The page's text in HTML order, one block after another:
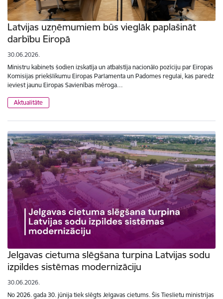
Latvijas uzņēmumiem būs vieglāk paplašināt
darbību Eiropā
30.06.2026.
Ministru kabinets šodien izskatīja un atbalstīja nacionālo pozīciju par Eiropas
Komisijas priekšlikumu Eiropas Parlamenta un Padomes regulai, kas paredz
ieviest jaunu Eiropas Savienības mēroga…
Aktualitāte
Jelgavas cietuma slēgšana turpina Latvijas sodu
izpildes sistēmas modernizāciju
30.06.2026.
No 2026. gada 30. jūnija tiek slēgts Jelgavas cietums. Šis Tieslietu ministrijas